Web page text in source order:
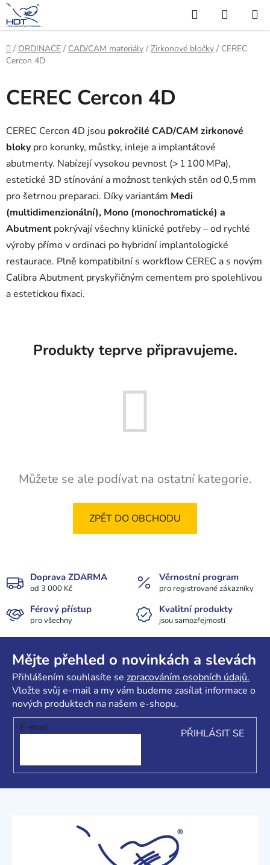
Přejít
na
obsah
Hledat
KOŠÍK
Domů
/ ORDINACE / CAD/CAM materiály / Zirkonové bločky / CEREC
Cercon 4D
CEREC Cercon 4D
CEREC Cercon 4D jsou pokročilé CAD/CAM zirkonové
bloky pro korunky, můstky, inleje a implantátové
abutmenty. Nabízejí vysokou pevnost (> 1 100 MPa),
estetické 3D stínování a možnost tenkých stěn od 0,5 mm
pro šetrnou preparaci. Díky variantám Medi
(multidimenzionální), Mono (monochromatické) a
Abutmentpokrývají všechny klinické potřeby – od rychlé
výroby přímo v ordinaci po hybridní implantologické
restaurace. Plně kompatibilní s workflow CEREC a s novým
Calibra Abutment pryskyřičným cementem pro spolehlivou
a estetickou fixaci.
Produkty teprve připravujeme.
Můžete se ale podívat na ostatní kategorie.
ZPĚT DO OBCHODU
Doprava ZDARMA
od 3 000 Kč
Věrnostní program
pro registrované zákazníky
Férový přístup
pro všechny
Kvalitní produkty
jsou samozřejmostí
Mějte přehled o novinkách a slevách
Přihlášením souhlasíte se zpracováním osobních údajů.
Vložte svůj e-mail a my vám budeme zasílat informace o
nových produktech na našem e-shopu.
E-mail
PŘIHLÁSIT SE